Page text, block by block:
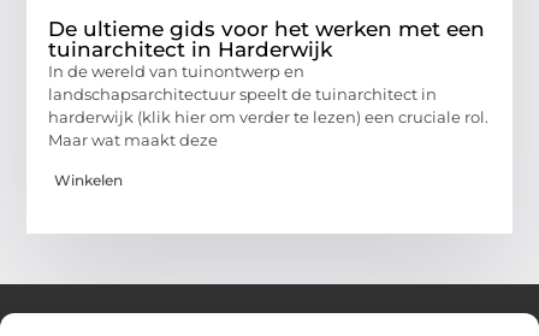
De ultieme gids voor het werken met een
tuinarchitect in Harderwijk
In de wereld van tuinontwerp en
landschapsarchitectuur speelt de tuinarchitect in
harderwijk (klik hier om verder te lezen) een cruciale rol.
Maar wat maakt deze
Winkelen